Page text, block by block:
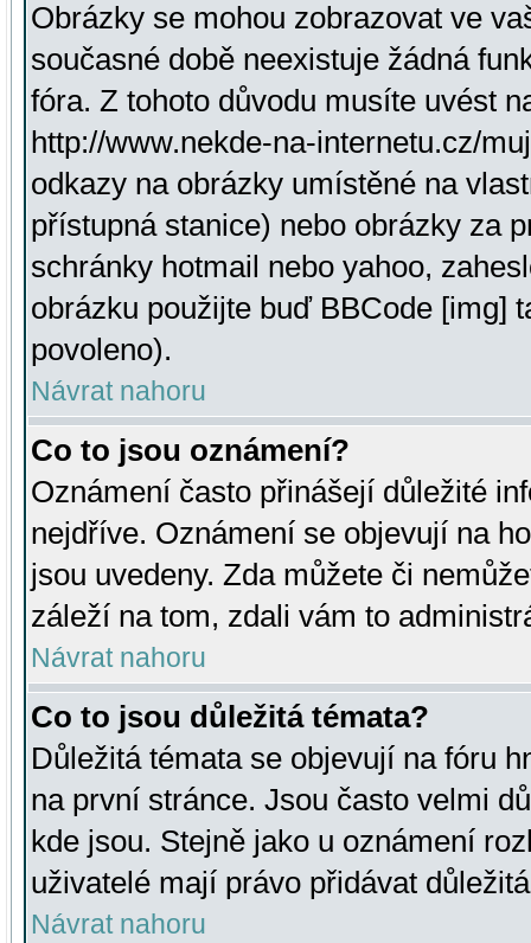
Obrázky se mohou zobrazovat ve
současné době neexistuje žádná
fóra. Z tohoto důvodu musíte uvést
http://www.nekde-na-internetu.cz/
odkazy na obrázky umístěné na
přístupná stanice) nebo obrázky za
schránky hotmail nebo yahoo,
obrázku použijte buď BBCode [img]
povoleno).
Návrat nahoru
Co to jsou oznámení?
Oznámení často přinášejí důležité
nejdříve. Oznámení se objevují na
jsou uvedeny. Zda můžete či
záleží na tom, zdali vám to
Návrat nahoru
Co to jsou důležitá témata?
Důležitá témata se objevují na fóru
na první stránce. Jsou často velmi
kde jsou. Stejně jako u oznámení
uživatelé mají právo přidávat
Návrat nahoru